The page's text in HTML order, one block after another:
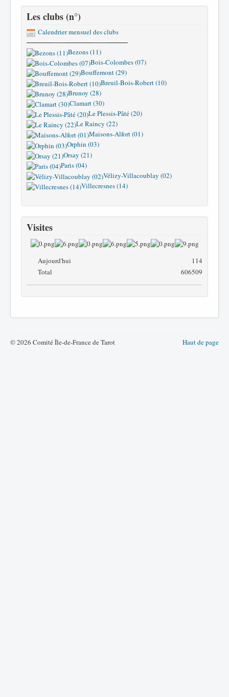
Les clubs (n°)
Calendrier mensuel des clubs
Bezons (11)
Bois-Colombes (07)
Bouffemont (29)
Breuil-Bois-Robert (10)
Brunoy (28)
Clamart (30)
Le Plessis-Pâté (20)
Le Raincy (22)
Maisons-Alfort (01)
Orphin (03)
Orsay (21)
Paris (04)
Vélizy-Villacoublay (02)
Villecresnes (14)
Visites
Aujourd'hui
114
Total
606509
Haut de page
© 2026 Comité Île-de-France de Tarot